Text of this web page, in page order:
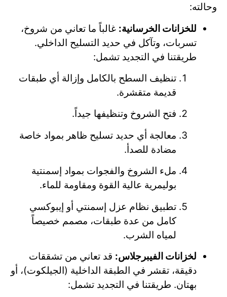
وحالته:
للخزانات الخرسانية: غالباً ما تعاني من شروخ،
تسربات، وتآكل في حديد التسليح الداخلي.
طريقتنا في التجديد تشمل:
تنظيف السطح بالكامل وإزالة أي طبقات
قديمة متقشرة.
فتح الشروخ وتنظيفها جيداً.
معالجة أي حديد تسليح ظاهر بمواد خاصة
مضادة للصدأ.
ملء الشروخ والفجوات بمواد إسمنتية
بوليمرية عالية القوة ومقاومة للماء.
تطبيق نظام عزل إسمنتي أو إيبوكسي
كامل من عدة طبقات، مصمم خصيصاً
لمياه الشرب.
لخزانات الفيبرجلاس: قد تعاني من تشققات
دقيقة، تقشر في الطبقة الداخلية (الجيلكوت)، أو
بهتان. طريقتنا في التجديد تشمل: